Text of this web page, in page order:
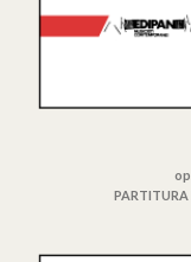
PARTITURA